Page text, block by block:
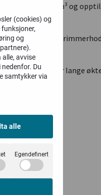
motor på 52 cm³ og
metallblad og
ergonomi under lange
(cookies) og
og
avvise
Du
samtykker via
alle
Egendefinert